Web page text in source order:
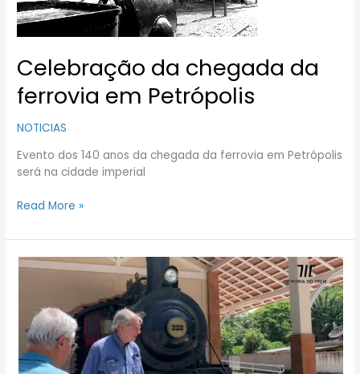
Celebração da chegada da
ferrovia em Petrópolis
NOTICIAS
Evento dos 140 anos da chegada da ferrovia em Petrópolis
será na cidade imperial
Read More »
Obras
Turístico
de
Miguel
Pereira